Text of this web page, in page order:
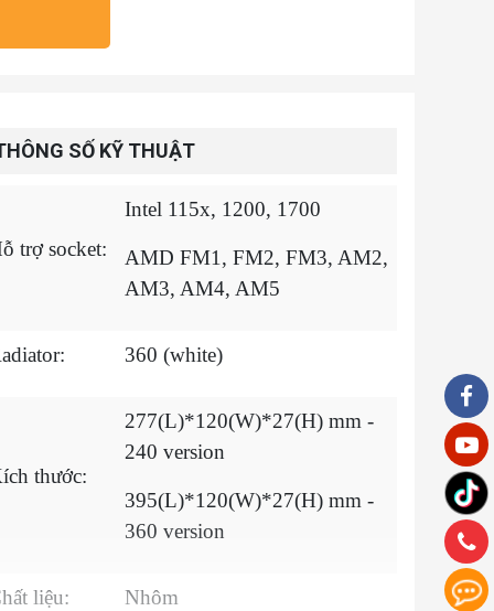
SỐ KỸ THUẬT
trợ socket:
Intel 115x, 1200, 1700
AMD FM1, FM2, FM3, AM2,
AM3, AM4, AM5
360 (white)
thước:
277(L)*120(W)*27(H) mm -
240 version
395(L)*120(W)*27(H) mm -
360 version
liệu: Nhôm